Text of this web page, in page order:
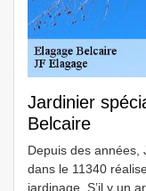
Jardinier
Belcaire
Depuis des années,
dans le 11340
jardinage. S’il y un